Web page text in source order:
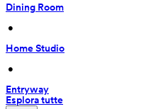
Dining Room
•
Home Studio
•
Entryway
Esplora tutte